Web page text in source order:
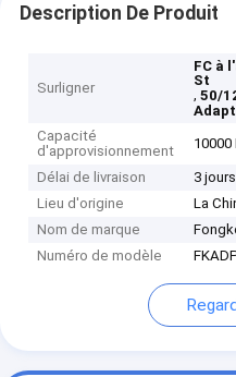
Description De Produit
Surligner
FC à
St
,50/
Capacité
d'approvisionnement
Délai de livraison
3 jours
Lieu d'origine
La
Nom de marque
Numéro de modèle